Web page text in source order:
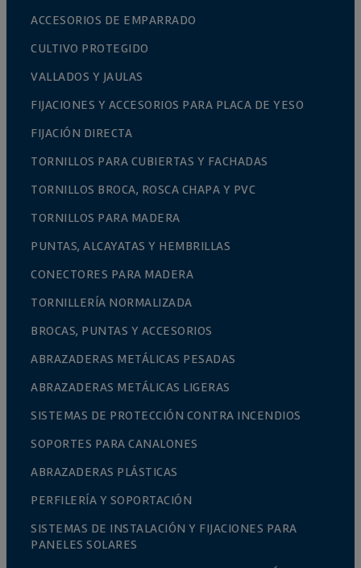
ACCESORIOS DE EMPARRADO
CULTIVO PROTEGIDO
VALLADOS Y JAULAS
FIJACIONES Y ACCESORIOS PARA PLACA DE YESO
FIJACIÓN DIRECTA
TORNILLOS PARA CUBIERTAS Y FACHADAS
TORNILLOS BROCA, ROSCA CHAPA Y PVC
TORNILLOS PARA MADERA
PUNTAS, ALCAYATAS Y HEMBRILLAS
CONECTORES PARA MADERA
TORNILLERÍA NORMALIZADA
BROCAS, PUNTAS Y ACCESORIOS
ABRAZADERAS METÁLICAS PESADAS
ABRAZADERAS METÁLICAS LIGERAS
SISTEMAS DE PROTECCIÓN CONTRA INCENDIOS
SOPORTES PARA CANALONES
ABRAZADERAS PLÁSTICAS
PERFILERÍA Y SOPORTACIÓN
SISTEMAS DE INSTALACIÓN Y FIJACIONES PARA
PANELES SOLARES